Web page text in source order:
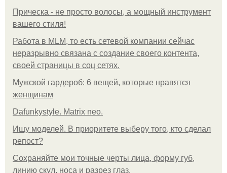
Прическа - не просто волосы, а мощный инструмент
вашего стиля!
Работа в MLM, то есть сетевой компании сейчас
неразрывно связана с создание своего контента,
своей страницы в соц сетях.
Мужской гардероб: 6 вещей, которые нравятся
женщинам
Dafunkystyle. Matrix neo.
Ищу моделей. В приоритете выберу того, кто сделал
репост?
Сохраняйте мои точные черты лица, форму губ,
линию скул, носа и разрез глаз.